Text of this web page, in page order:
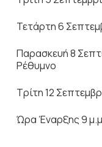
Τετάρτη 6
Παρασκευή 8
Ρέθυμνο
Τρίτη 12
Ώρα Έναρξης 9